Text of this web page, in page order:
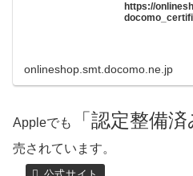
https://
onlineshop.smt.docomo.ne.jp
Appleでも 「認定整備済
売されています。